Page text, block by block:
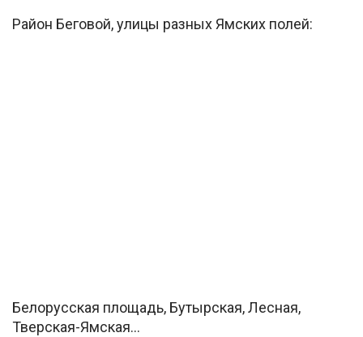
Район Беговой, улицы разных Ямских полей:
Белорусская площадь, Бутырская, Лесная,
Тверская-Ямская…